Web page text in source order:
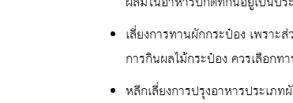
เลี่ยงการทานผักกระป๋อง เพราะ
การกินผลไม้กระป๋อง ควรเลือก
หลีกเลี่ยงการปรุงอาหารประเภ